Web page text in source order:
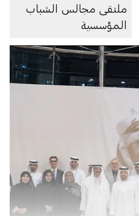
ملتقى مجالس الشباب
المؤسسية